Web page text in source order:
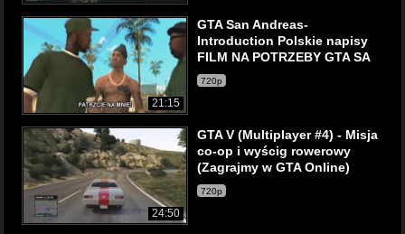
21:15
GTA San Andreas-
Introduction Polskie napisy
FILM NA POTRZEBY GTA SA
720p
24:50
GTA V (Multiplayer #4) - Misja
co-op i wyścig rowerowy
(Zagrajmy w GTA Online)
720p